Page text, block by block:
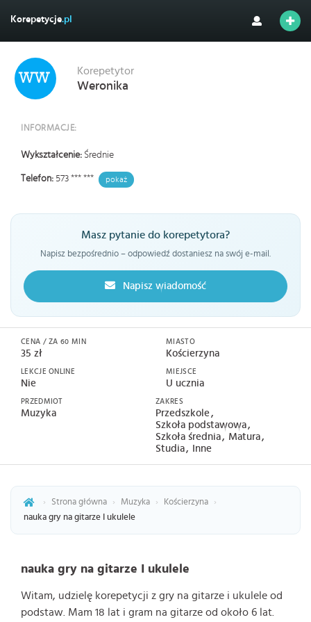
Korepetycje.pl
Korepetytor
Weronika
INFORMACJE:
Wykształcenie: Średnie
Telefon: 573 *** *** pokaż
Masz pytanie do korepetytora?
Napisz bezpośrednio – odpowiedź dostaniesz na swój e-mail.
Napisz wiadomość
CENA / ZA 60 MIN
35 zł
LEKCJE ONLINE
Nie
MIASTO
Kościerzyna
MIEJSCE
U ucznia
PRZEDMIOT
Muzyka
ZAKRES
Przedszkole
Szkoła podstawowa
Szkoła średnia Matura
Studia
Inne
› Strona główna › Muzyka › Kościerzyna
›
nauka gry na gitarze I ukulele
nauka gry na gitarze I ukulele
Witam, udzielę korepetycji z gry na gitarze i ukulele od
podstaw. Mam 18 lat i gram na gitarze od około 6 lat.